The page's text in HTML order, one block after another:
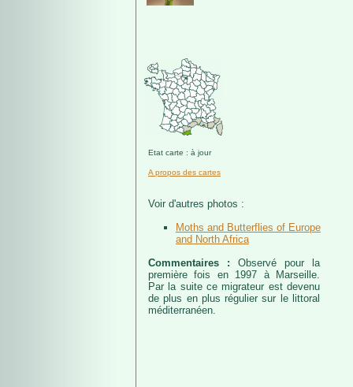
Etat carte : à jour
A propos des cartes
Voir d'autres photos :
Moths and Butterflies of Europe
and North Africa
Commentaires : Observé pour la
première fois en 1997 à Marseille.
Par la suite ce migrateur est devenu
de plus en plus régulier sur le littoral
méditerranéen.